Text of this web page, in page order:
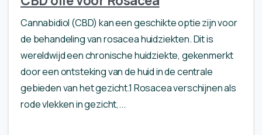
Cannabidiol (CBD) kan een geschikte optie zijn voor
de behandeling van rosacea huidziekten. Dit is
wereldwijd een chronische huidziekte, gekenmerkt
door een ontsteking van de huid in de centrale
gebieden van het gezicht.1 Rosacea verschijnen als
rode vlekken in gezicht,...